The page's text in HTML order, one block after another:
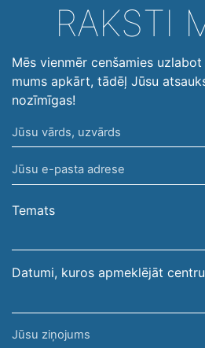
RAKSTI
Mēs vienmēr cenšamies
mums apkārt, tādēļ Jūsu
nozīmīgas!
Jūsu
vārds,
uzvārds
Jūsu
e-
pasta
Temats
Datumi, kuros apmeklējāt centru
Jūsu